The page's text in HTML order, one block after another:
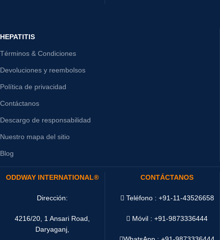
HEPATITIS
Términos & Condiciones
Devoluciones y reembolsos
Política de privacidad
Contáctanos
Descargo de responsabilidad
Nuestro mapa del sitio
Blog
ODDWAY INTERNATIONAL®
Dirección:
4216/20, 1 Ansari Road,
Daryaganj,
CONTÁCTANOS
Teléfono : +91-11-43526658
Móvil : +91-9873336444